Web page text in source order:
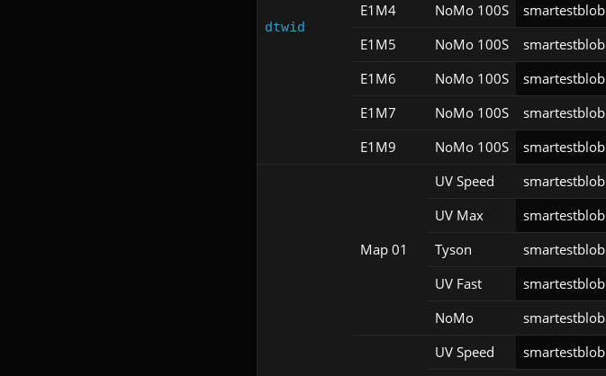
dtwid
E1M4 NoMo 100S smartestblob
E1M5 NoMo 100S smartestblob
E1M6 NoMo 100S smartestblob
E1M7 NoMo 100S smartestblob
E1M9 NoMo 100S smartestblob
Map 01
UV Speed smartestblob
UV Max smartestblob
Tyson smartestblob
UV Fast smartestblob
NoMo smartestblob
UV Speed smartestblob